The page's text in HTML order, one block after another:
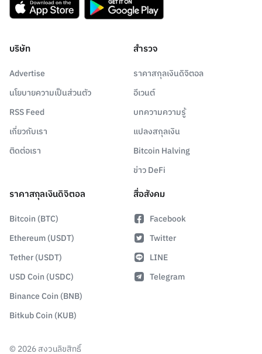
บริษัท
Advertise
นโยบายความเป็นส่วนตัว
RSS Feed
เกี่ยวกับเรา
ติดต่อเรา
สำรวจ
ราคาสกุลเงินดิจิตอล
อีเวนต์
บทความความรู้
แปลงสกุลเงิน
Bitcoin Halving
ข่าว DeFi
ราคาสกุลเงินดิจิตอล
Bitcoin (BTC)
Ethereum (USDT)
Tether (USDT)
USD Coin (USDC)
Binance Coin (BNB)
Bitkub Coin (KUB)
สื่อสังคม
Facebook
Twitter
LINE
Telegram
© 2026สงวนลิขสิทธิ์